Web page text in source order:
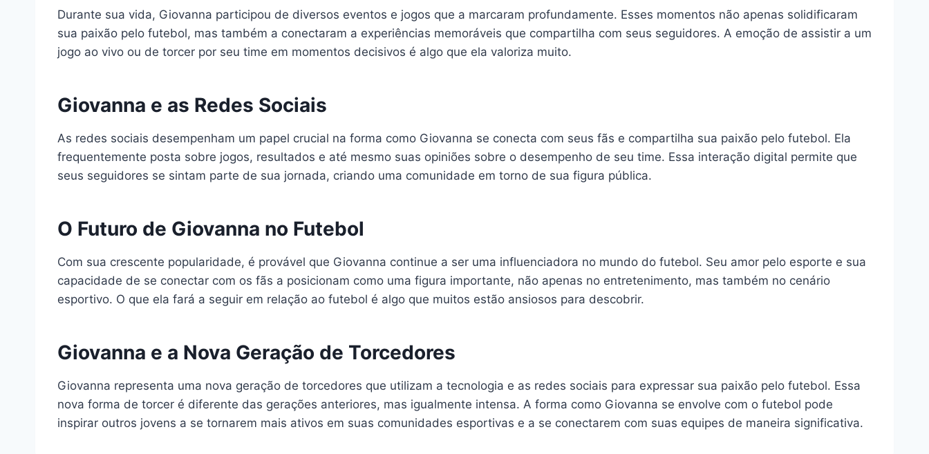
Durante sua vida, Giovanna participou de diversos eventos e jogos que a marcaram profundamente. Esses momentos não apenas solidificaram
sua paixão pelo futebol, mas também a conectaram a experiências memoráveis que compartilha com seus seguidores. A emoção de assistir a um
jogo ao vivo ou de torcer por seu time em momentos decisivos é algo que ela valoriza muito.
Giovanna e as Redes Sociais
As redes sociais desempenham um papel crucial na forma como Giovanna se conecta com seus fãs e compartilha sua paixão pelo futebol. Ela
frequentemente posta sobre jogos, resultados e até mesmo suas opiniões sobre o desempenho de seu time. Essa interação digital permite que
seus seguidores se sintam parte de sua jornada, criando uma comunidade em torno de sua figura pública.
O Futuro de Giovanna no Futebol
Com sua crescente popularidade, é provável que Giovanna continue a ser uma influenciadora no mundo do futebol. Seu amor pelo esporte e sua
capacidade de se conectar com os fãs a posicionam como uma figura importante, não apenas no entretenimento, mas também no cenário
esportivo. O que ela fará a seguir em relação ao futebol é algo que muitos estão ansiosos para descobrir.
Giovanna e a Nova Geração de Torcedores
Giovanna representa uma nova geração de torcedores que utilizam a tecnologia e as redes sociais para expressar sua paixão pelo futebol. Essa
nova forma de torcer é diferente das gerações anteriores, mas igualmente intensa. A forma como Giovanna se envolve com o futebol pode
inspirar outros jovens a se tornarem mais ativos em suas comunidades esportivas e a se conectarem com suas equipes de maneira significativa.